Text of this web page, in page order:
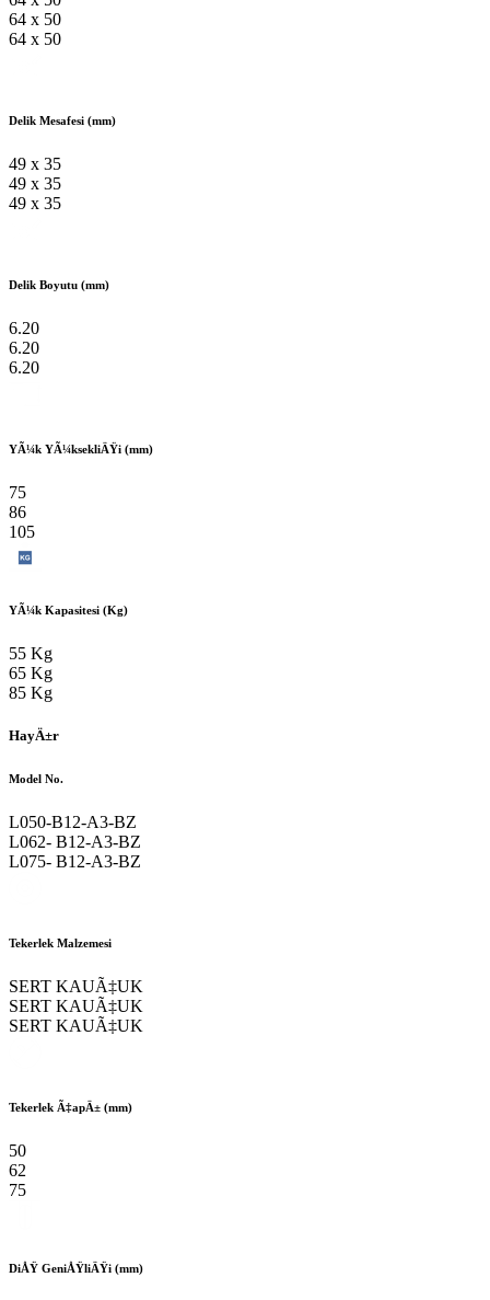
64 x 50
64 x 50
Delik Mesafesi (mm)
49 x 35
49 x 35
49 x 35
Delik Boyutu (mm)
6.20
6.20
6.20
YÃ¼k YÃ¼ksekliÄŸi (mm)
75
86
105
YÃ¼k Kapasitesi (Kg)
55 Kg
65 Kg
85 Kg
HayÄ±r
Model No.
L050-B12-A3-BZ
L062- B12-A3-BZ
L075- B12-A3-BZ
Tekerlek Malzemesi
SERT KAUÃ‡UK
SERT KAUÃ‡UK
SERT KAUÃ‡UK
Tekerlek Ã‡apÄ± (mm)
50
62
75
DiÅŸ GeniÅŸliÄŸi (mm)